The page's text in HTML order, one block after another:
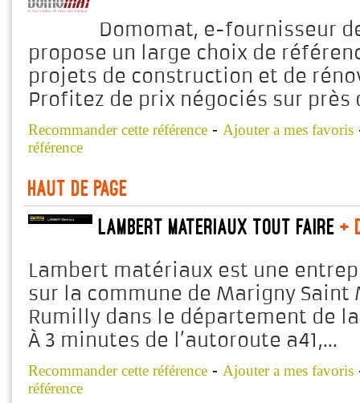
Domomat, e-fournisseur
propose un large choix de
projets de construction et de
Profitez de prix négociés sur près
Recommander cette référence - Ajouter a mes favoris
référence
Haut de page
LAMBERT MATERIAUX TOUT FAIRE +
Lambert matériaux est une
sur la commune de Marigny Saint
Rumilly dans le département de
À 3 minutes de l’autoroute a41,...
Recommander cette référence - Ajouter a mes favoris
référence